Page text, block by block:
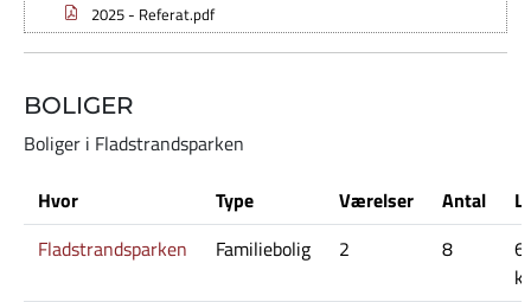
2025 - Referat.pdf
BOLIGER
Boliger i Fladstrandsparken
Hvor
Type Værelser Antal
Fladstrandsparken
Familiebolig 2 8